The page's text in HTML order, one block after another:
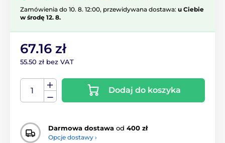
Zamówienia do 10. 8. 12:00, przewidywana dostawa: u Ciebie
w środę 12. 8.
67.16 zł
55.50 zł bez VAT
Dodaj do koszyka
Darmowa dostawa od 400 zł
Opcje dostawy ›